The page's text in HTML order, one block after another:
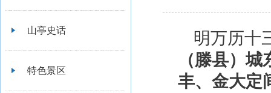
山亭史话
特色景区
明万历十
（滕县）
丰、金大定